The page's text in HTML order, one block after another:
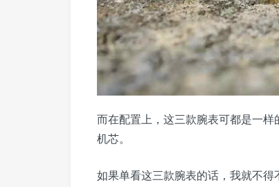
而在配置上，这三款腕表可都是一样
机芯。
如果单看这三款腕表的话，我就不得